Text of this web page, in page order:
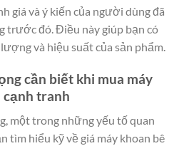
giá và ý kiến ​​của người dùng đã
trước đó. Điều này giúp bạn có
và hiệu suất của sản phẩm.
cần biết khi mua máy
cạnh tranh
một trong những yếu tố quan
tìm hiểu kỹ về giá máy khoan bê